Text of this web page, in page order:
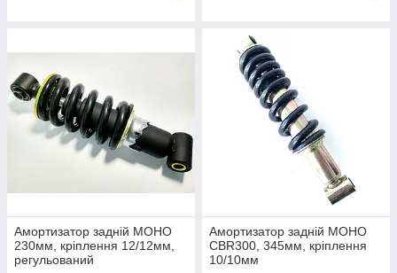
Амортизатор задній МОНО
230мм, кріплення 12/12мм,
регульований
Амортизатор задній МОНО
CBR300, 345мм, кріплення
10/10мм